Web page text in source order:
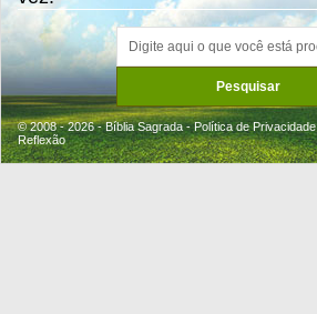
© 2008 - 2026 - Bíblia Sagrada -Política de Privacidade
Reflexão